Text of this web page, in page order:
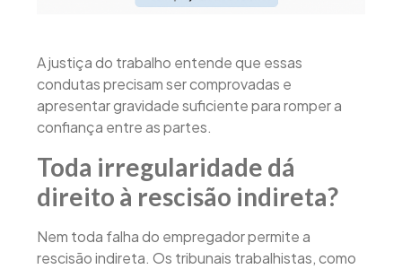
A justiça do trabalho entende que essas
condutas precisam ser comprovadas e
apresentar gravidade suficiente para romper a
confiança entre as partes.
Toda irregularidade dá
direito à rescisão indireta?
Nem toda falha do empregador permite a
rescisão indireta. Os tribunais trabalhistas, como